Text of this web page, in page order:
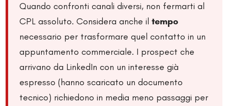
Quando confronti canali diversi, non fermarti al
CPL assoluto. Considera anche iltempo
necessario per trasformare quel contatto in un
appuntamento commerciale. I prospect che
arrivano da LinkedIn con un interesse già
espresso (hanno scaricato un documento
tecnico) richiedono in media meno passaggi per